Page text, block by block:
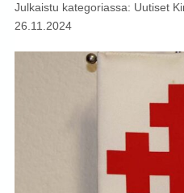
Julkaistu kategoriassa: Uutiset
26.11.2024